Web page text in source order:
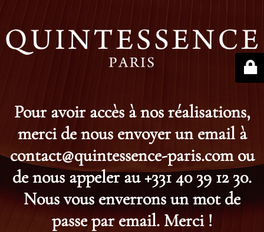
Pour avoir accès à nos réalisations,
merci de nous envoyer un email à
contact@quintessence-paris.com ou
de nous appeler au +331 40 39 12 30.
Nous vous enverrons un mot de
passe par email. Merci !